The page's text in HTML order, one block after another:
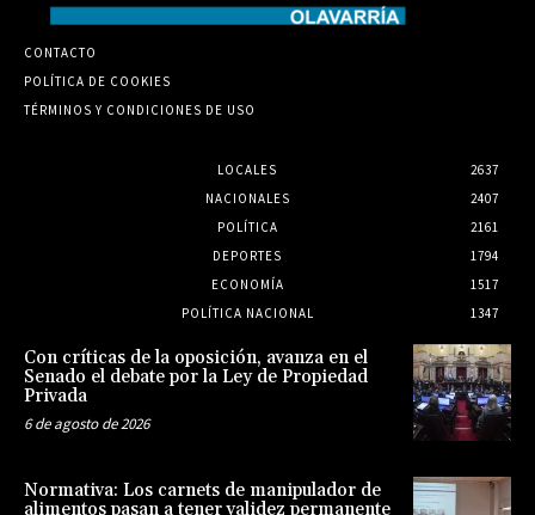
CONTACTO
POLÍTICA DE COOKIES
TÉRMINOS Y CONDICIONES DE USO
LOCALES
2637
NACIONALES
2407
POLÍTICA
2161
DEPORTES
1794
ECONOMÍA
1517
POLÍTICA NACIONAL
1347
Con críticas de la oposición, avanza en el
Senado el debate por la Ley de Propiedad
Privada
6 de agosto de 2026
Normativa: Los carnets de manipulador de
alimentos pasan a tener validez permanente